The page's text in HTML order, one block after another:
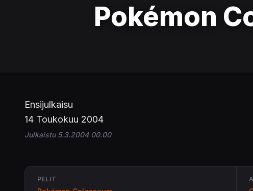
Pokémon
Ensijulkaisu
14 Toukokuu 2004
Julkaistu 5.3.2004 00.00
PELIT